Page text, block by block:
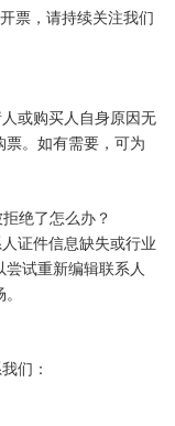
票，请持续关注我们
或购买人自身原因无
。如有需要，可为
绝了怎么办？
证件信息缺失或行业
试重新编辑联系人
们：